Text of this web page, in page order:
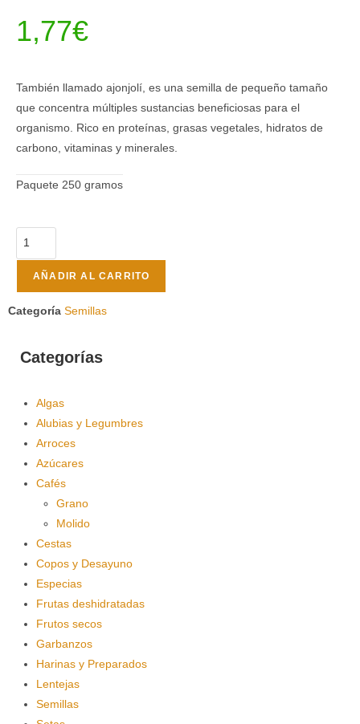
1,77€
También llamado ajonjolí, es una semilla de pequeño tamaño
que concentra múltiples sustancias beneficiosas para el
organismo. Rico en proteínas, grasas vegetales, hidratos de
carbono, vitaminas y minerales.
Paquete 250 gramos
AÑADIR AL CARRITO
Categoría Semillas
Categorías
Algas
Alubias y Legumbres
Arroces
Azúcares
Cafés
Grano
Molido
Cestas
Copos y Desayuno
Especias
Frutas deshidratadas
Frutos secos
Garbanzos
Harinas y Preparados
Lentejas
Semillas